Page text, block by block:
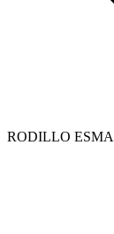
RODILLO